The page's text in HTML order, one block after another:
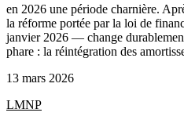
en 2026 une période charnière.
la réforme portée par la loi de
janvier 2026 — change
phare : la réintégration des
13 mars 2026
LMNP